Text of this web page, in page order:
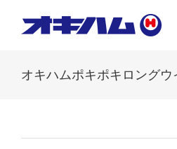
オキハムポキポキロングウ